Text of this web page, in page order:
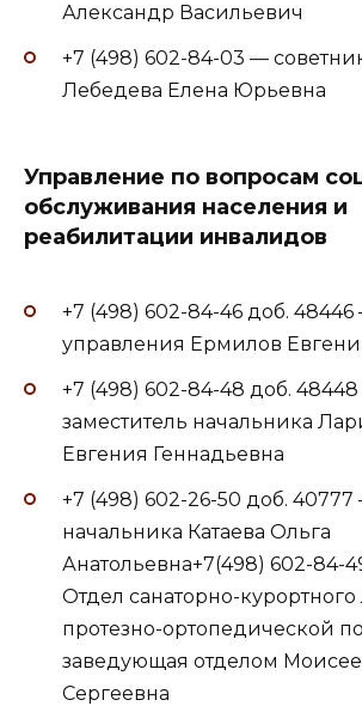
Александр Васильевич
+7 (498) 602-84-03 —
Лебедева Елена Юрьевна
Управление по вопросам
обслуживания населения и
реабилитации инвалидов
+7 (498) 602-84-46 доб.
управления Ермилов
+7 (498) 602-84-48 доб.
заместитель начальника
Евгения Геннадьевна
+7 (498) 602-26-50 доб. 40777
начальника Катаева Ольга
Анатольевна+7(498) 602-84-
Отдел санаторно-
протезно-ортопедической
заведующая отделом
Сергеевна